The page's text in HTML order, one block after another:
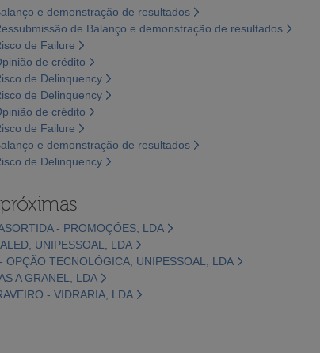
e demonstração de resultados
de Balanço e demonstração de resultados
de Failure
de crédito
de Delinquency
de Delinquency
de crédito
de Failure
e demonstração de resultados
de Delinquency
- PROMOÇÕES, LDA
UNIPESSOAL, LDA
OPÇÃO TECNOLÓGICA, UNIPESSOAL, LDA
A GRANEL, LDA
- VIDRARIA, LDA